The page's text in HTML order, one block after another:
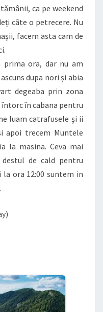
ca pe weekend
câte o petrecere. Nu
facem asta cam de
ora, dar nu am
dupa nori și abia
degeaba prin zona
întorc în cabana pentru
luam catrafusele și ii
apoi trecem Muntele
la masina. Ceva mai
de cald pentru
ora 12:00 suntem in